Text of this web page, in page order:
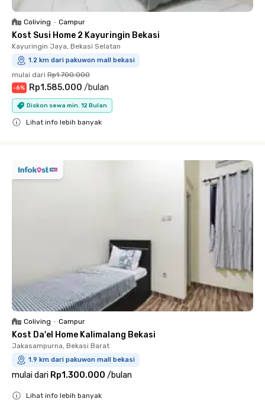
Coliving • Campur
Kost Susi Home 2 Kayuringin Bekasi
Kayuringin Jaya, Bekasi Selatan
1.2 km dari pakuwon mall bekasi
mulai dari Rp1.700.000
-6% Rp1.585.000 /bulan
Diskon sewa min. 12 Bulan
Lihat info lebih banyak
Coliving • Campur
Kost Da'el Home Kalimalang Bekasi
Jakasampurna, Bekasi Barat
1.9 km dari pakuwon mall bekasi
mulai dari Rp1.300.000 /bulan
Lihat info lebih banyak